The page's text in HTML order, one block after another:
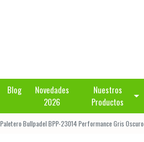
Blog
Novedades
2026
Nuestros
Productos
Paletero Bullpadel BPP-23014 Performance Gris Oscuro